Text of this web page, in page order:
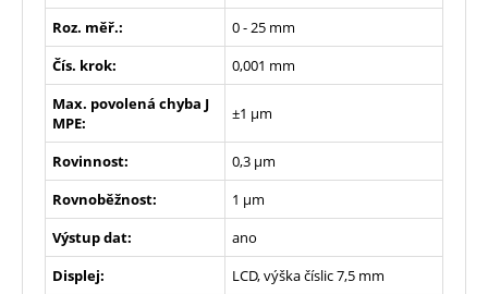
Roz. měř.:
0 - 25 mm
Čís. krok:
0,001 mm
Max. povolená chyba J
MPE:
±1 µm
Rovinnost:
0,3 µm
Rovnoběžnost:
1 µm
Výstup dat:
ano
Displej:
LCD, výška číslic 7,5 mm